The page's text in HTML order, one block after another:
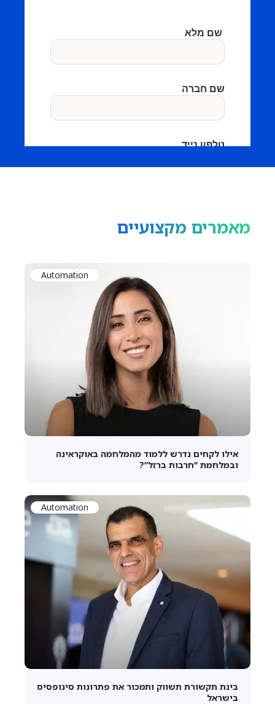
מאמרים מקצועיים
Automation
אילו לקחים נדרש ללמוד מהמלחמה באוקראינה
ובמלחמת “חרבות ברזל”?
Automation
בינת תקשורת תשווק ותמכור את פתרונות סינופסיס
בישראל